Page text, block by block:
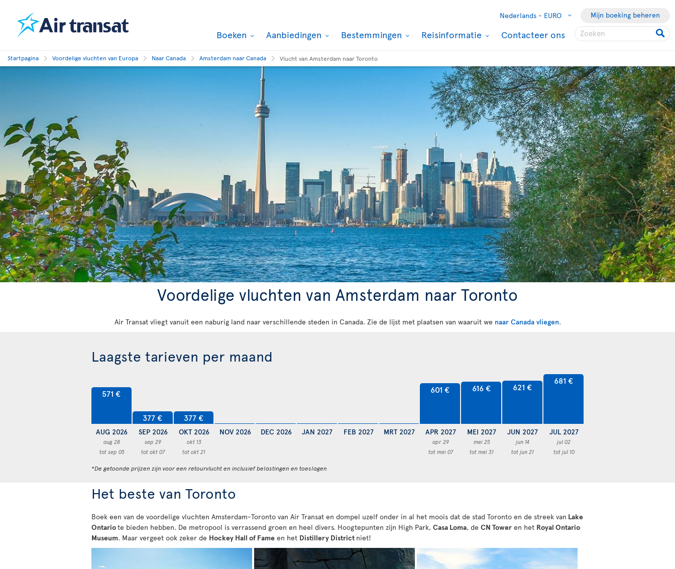
Nederlands - EURO Mijn boeking beheren
Boeken Aanbiedingen Bestemmingen Reisinformatie Contacteer ons
Startpagina Voordelige vluchten van Europa Naar Canada Amsterdam naar Canada Vlucht van Amsterdam naar Toronto
Voordelige vluchten van Amsterdam naar Toronto
Air Transat vliegt vanuit een naburig land naar verschillende steden in Canada. Zie de lijst met plaatsen van waaruit we naar Canada vliegen.
Laagste tarieven per maand
571 €
AUG 2026
aug 28
tot sep 05
377 €
SEP 2026
sep 29
tot okt 07
377 €
OKT 2026
okt 13
tot okt 21
NOV 2026 DEC 2026 JAN 2027 FEB 2027 MRT 2027
601 €
APR 2027
apr 29
tot mei 07
616 €
MEI 2027
mei 25
tot mei 31
621 €
JUN 2027
jun 14
tot jun 21
681 €
JUL 2027
jul 02
tot jul 10
*De getoonde prijzen zijn voor een retourvlucht en inclusief belastingen en toeslagen
Het beste van Toronto
Boek een van de voordelige vluchten Amsterdam-Toronto van Air Transat en dompel uzelf onder in al het moois dat de stad Toronto en de streek van Lake
Ontariote bieden hebben. De metropool is verrassend groen en heel divers. Hoogtepunten zijn High Park, Casa Loma, de CN Tower en het Royal Ontario
Museum. Maar vergeet ook zeker de Hockey Hall of Fame en het Distillery District niet!